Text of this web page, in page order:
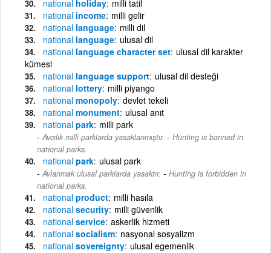
national holiday milli tatil
national income milli gelir
national language milli dil
national language ulusal dil
national language character set ulusal dil karakter
kümesi
national language support ulusal dil desteği
national lottery milli piyango
national monopoly devlet tekeli
national monument ulusal anıt
national park milli park
Avcılık milli parklarda yasaklanmıştır. - Hunting is banned in
national parks.
national park ulusal park
Avlanmak ulusal parklarda yasaktır. - Hunting is forbidden in
national parks.
national product milli hasıla
national security milli güvenlik
national service askerlik hizmeti
national socialism nasyonal sosyalizm
national sovereignty ulusal egemenlik